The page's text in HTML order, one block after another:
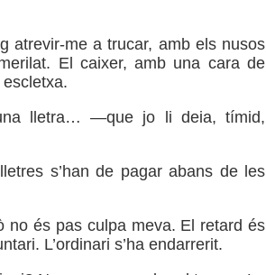
atrevir-me a trucar, amb els nusos
El caixer, amb una cara de
lletra… —que jo li deia, tímid,
s’han de pagar abans de les
és pas culpa meva. El retard és
L’ordinari s’ha endarrerit.